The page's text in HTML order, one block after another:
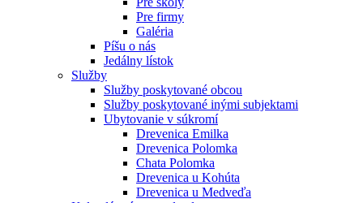
Pre firmy
Galéria
Píšu o nás
Jedálny lístok
Služby
Služby poskytované obcou
Služby poskytované inými subjektami
Ubytovanie v súkromí
Drevenica Emilka
Drevenica Polomka
Chata Polomka
Drevenica u Kohúta
Drevenica u Medveďa